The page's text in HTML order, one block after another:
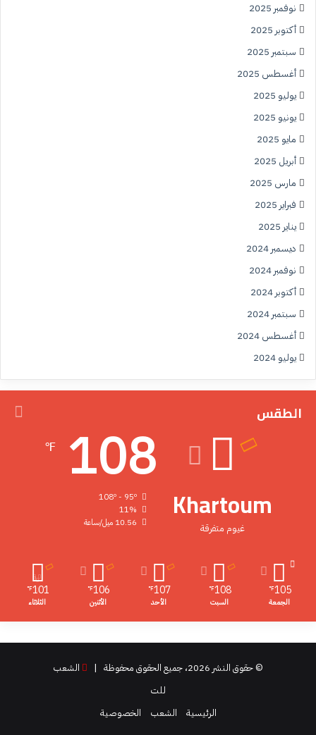
نوفمبر 2025
أكتوبر 2025
سبتمبر 2025
أغسطس 2025
يوليو 2025
يونيو 2025
مايو 2025
أبريل 2025
مارس 2025
فبراير 2025
يناير 2025
ديسمبر 2024
نوفمبر 2024
أكتوبر 2024
سبتمبر 2024
أغسطس 2024
يوليو 2024
الطقس
Khartoum
غيوم متفرقة
108
℉
108º - 95º
11%
10.56 ميل/ساعة
105
℉
الجمعة
108
℉
السبت
107
℉
الأحد
106
℉
الأثنين
101
℉
الثلاثاء
© حقوق النشر 2026، جميع الحقوق محفوظة |
الشعب
للت
الرئيسية
الشعب الخصوصية